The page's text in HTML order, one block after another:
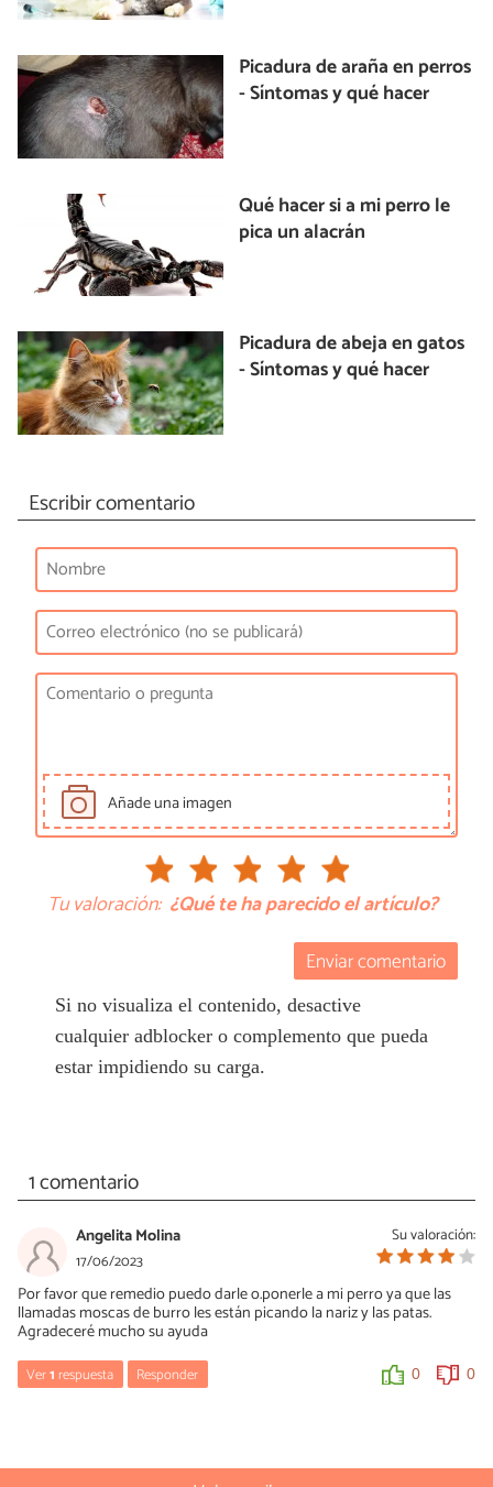
Picadura de araña en perros
- Síntomas y qué hacer
Qué hacer si a mi perro le
pica un alacrán
Picadura de abeja en gatos
- Síntomas y qué hacer
Escribir comentario
Añade una imagen
Tu valoración: ¿Qué te ha parecido el artículo?
Enviar comentario
Si no visualiza el contenido, desactive
cualquier adblocker o complemento que pueda
estar impidiendo su carga.
1 comentario
Su valoración:
Angelita Molina
17/06/2023
Por favor que remedio puedo darle o.ponerle a mi perro ya que las
llamadas moscas de burro les están picando la nariz y las patas.
Agradeceré mucho su ayuda
Ver1respuesta Responder 0 0